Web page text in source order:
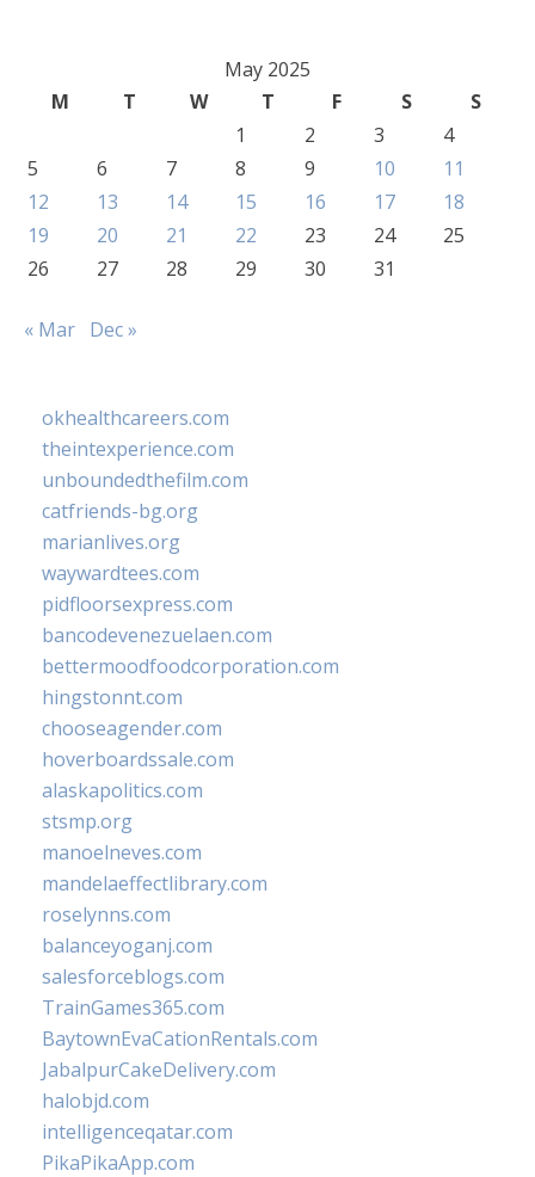
May 2025
M
T W T F S
S
1
2 3
4
5
6 7 8 9 10
11
12
13 14 15 16 17
18
19
20 21 22 23 24
25
26
27 28 29 30 31
« Mar Dec »
okhealthcareers.com
theintexperience.com
unboundedthefilm.com
catfriends-bg.org
marianlives.org
waywardtees.com
pidfloorsexpress.com
bancodevenezuelaen.com
bettermoodfoodcorporation.com
hingstonnt.com
chooseagender.com
hoverboardssale.com
alaskapolitics.com
stsmp.org
manoelneves.com
mandelaeffectlibrary.com
roselynns.com
balanceyoganj.com
salesforceblogs.com
TrainGames365.com
BaytownEvaCationRentals.com
JabalpurCakeDelivery.com
halobjd.com
intelligenceqatar.com
PikaPikaApp.com